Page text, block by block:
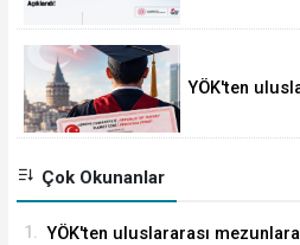
YÖK'ten
Çok Okunanlar
1. YÖK'ten uluslararası